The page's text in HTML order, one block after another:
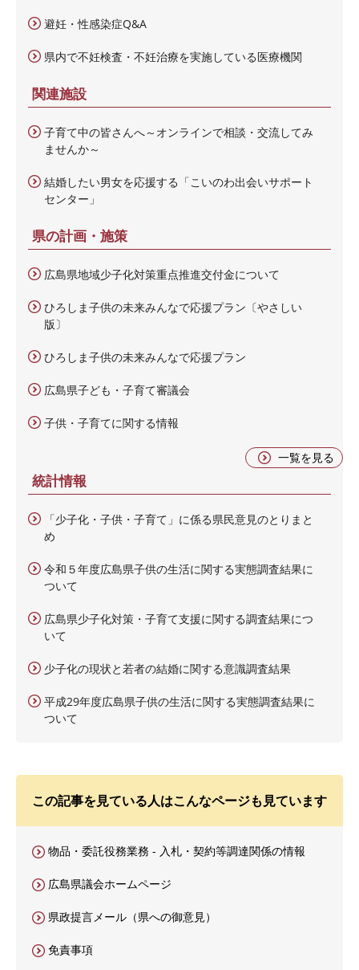
避妊・性感染症Q&A
県内で不妊検査・不妊治療を実施している医療機関
関連施設
子育て中の皆さんへ～オンラインで相談・交流してみ
ませんか～
結婚したい男女を応援する「こいのわ出会いサポート
センター」
県の計画・施策
広島県地域少子化対策重点推進交付金について
ひろしま子供の未来みんなで応援プラン〔やさしい
版〕
ひろしま子供の未来みんなで応援プラン
広島県子ども・子育て審議会
子供・子育てに関する情報
一覧を見る
統計情報
「少子化・子供・子育て」に係る県民意見のとりまと
め
令和５年度広島県子供の生活に関する実態調査結果に
ついて
広島県少子化対策・子育て支援に関する調査結果につ
いて
少子化の現状と若者の結婚に関する意識調査結果
平成29年度広島県子供の生活に関する実態調査結果に
ついて
この記事を見ている人はこんなページも見ています
物品・委託役務業務 - 入札・契約等調達関係の情報
広島県議会ホームページ
県政提言メール（県への御意見）
免責事項